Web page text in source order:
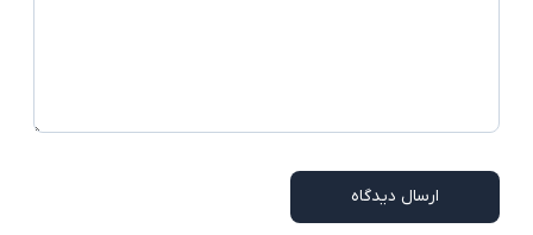
ارسال دیدگاه